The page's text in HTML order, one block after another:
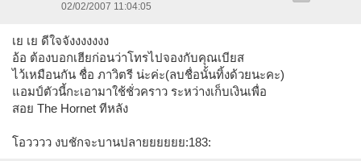
02/02/2007 11:04:05
เย เย ดีใจจังงงงงงง
อ้อ ต้องบอกเฮียก่อนว่าโทรไปจองกับคุณเบียส
ไว้เหมือนกัน ชื่อ ภาวิตรี น่ะค่ะ(ลบชื่อนั้นทิ้งด้วยนะคะ)
แอมป์ตัวนี้กะเอามาใช้ชั่วคราว ระหว่างเก็บเงินเพื่อ
สอย The Hornet ทีหลัง
โอวววว งบชักจะบานปลายยยยยย:183: